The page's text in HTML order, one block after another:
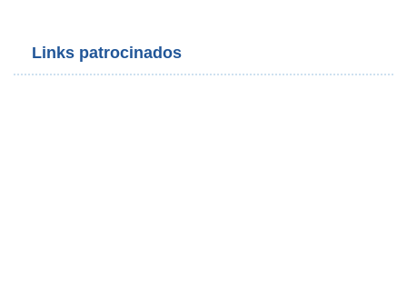
Links patrocinados